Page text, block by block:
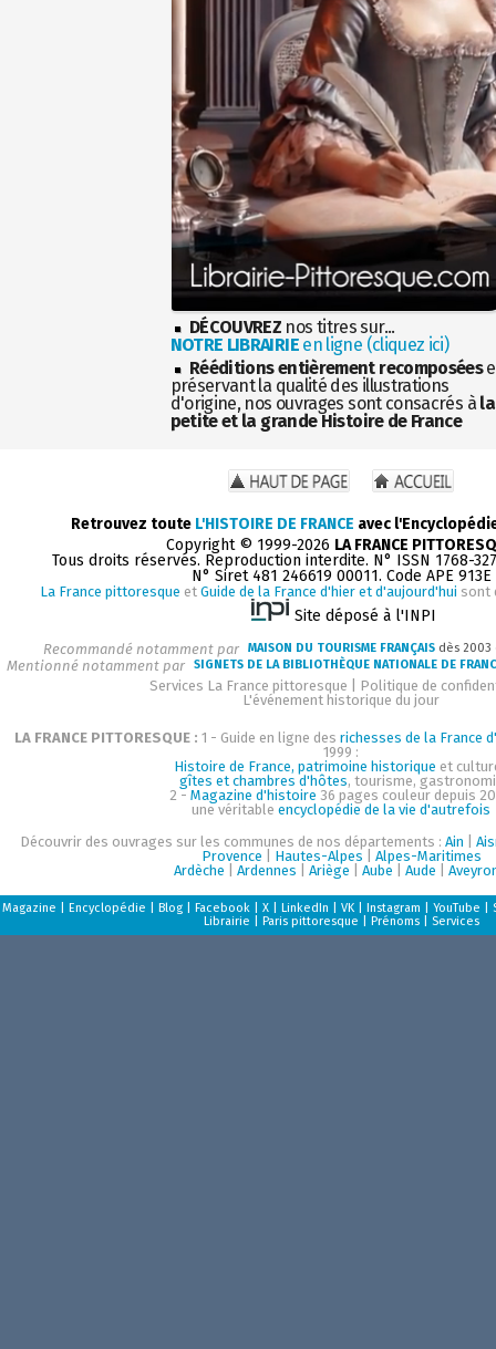
DÉCOUVREZ nos titres sur...
NOTRE LIBRAIRIEen ligne (cliquez ici)
Rééditions entièrement recomposées
préservant la qualité des illustrations
d'origine, nos ouvrages sont consacrés à la
petite et la grande Histoire de France
Retrouvez toute L'HISTOIRE DE FRANCE avec
Copyright © 1999-2026 LA FRANCE
Tous droits réservés. Reproduction interdite. N° ISSN 1768-
N° Siret 481 246619 00011. Code APE 913E
La France pittoresque et Guide de la France d'hier et d'aujourd'hui sont
Site déposé à l'INPI
Recommandé notamment par MAISON DU TOURISME FRANÇAIS dès
Mentionné notamment par SIGNETS DE LA BIBLIOTHÈQUE NATIONALE DE
Services La France pittoresque
Politique de
L'événement historique du jour
LA FRANCE PITTORESQUE : 1 - Guide en ligne des richesses de la France
1999 :
Histoire de France, patrimoine historique et
gîtes et chambres d'hôtes, tourisme,
2 - Magazine d'histoire 36 pages couleur depuis
une véritable encyclopédie de la vie d'autrefois
Découvrir des ouvrages sur les communes de nos départements : Ain
Provence
Hautes-Alpes
Alpes-Maritimes
Ardèche
Ardennes Ariège Aube Aude
Magazine Encyclopédie Blog| Facebook| X| LinkedIn VK| Instagram YouTube
Librairie
Paris pittoresque Prénoms| Services